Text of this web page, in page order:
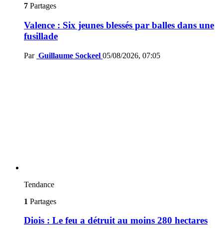
7 Partages
Valence : Six jeunes blessés par balles dans une
fusillade
Par Guillaume Sockeel 05/08/2026, 07:05
Tendance
1 Partages
Diois : Le feu a détruit au moins 280 hectares